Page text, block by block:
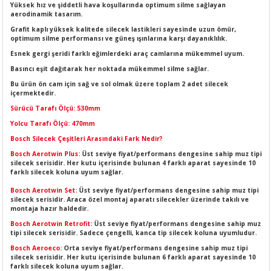
ÜRÜNLERİ
Yüksek hız ve şiddetli hava koşullarında optimum silme sağlayan
aerodinamik tasarım.
Grafit kaplı yüksek kalitede silecek lastikleri sayesinde uzun ömür,
optimum silme performansı ve güneş ışınlarına karşı dayanıklılık.
Esnek gergi şeridi farklı eğimlerdeki araç camlarına mükemmel uyum.
Basıncı eşit dağıtarak her noktada mükemmel silme sağlar.
Bu ürün ön cam için sağ ve sol olmak üzere toplam 2 adet silecek
içermektedir.
Sürücü Tarafı Ölçü: 530mm
Yolcu Tarafı Ölçü: 470mm
Bosch Silecek Çeşitleri Arasındaki Fark Nedir?
Bosch Aerotwin Plus: Üst seviye fiyat/performans dengesine sahip muz tipi
silecek serisidir. Her kutu içerisinde bulunan 4 farklı aparat sayesinde 10
farklı silecek koluna uyum sağlar.
Bosch Aerotwin Set: Üst seviye fiyat/performans dengesine sahip muz tipi
silecek serisidir. Araca özel montaj aparatı silecekler üzerinde takılı ve
montaja hazır haldedir.
Bosch Aerotwin Retrofit: Üst seviye fiyat/performans dengesine sahip muz
tipi silecek serisidir. Sadece çengelli, kanca tip silecek koluna uyumludur.
Bosch Aeroeco: Orta seviye fiyat/performans dengesine sahip muz tipi
silecek serisidir. Her kutu içerisinde bulunan 6 farklı aparat sayesinde 10
farklı silecek koluna uyum sağlar.